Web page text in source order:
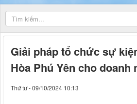
Giải pháp tổ chức sự
Hòa Phú Yên cho doanh
Thứ tư - 09/10/2024 10:13